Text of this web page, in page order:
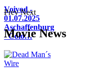
Voivod -
01.07.2025
Aschaffenburg
- Colo…
Prev Next
Movie News